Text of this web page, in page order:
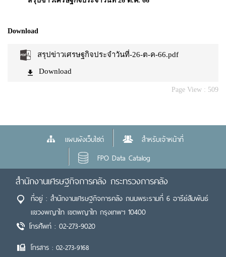
Download
สรุปข่าวเศรษฐกิจประจำวันที่-26-ต-ค-66.pdf
Download
Page View : 509
แผนผังเว็บไซต์
สำหรับเจ้าหน้าที่
FPO Data Catalog
สำนักงานเศรษฐกิจการคลัง กระทรวงการคลัง
ที่อยู่ : สำนักงานเศรษฐกิจการคลัง ถนนพระรามที่ 6 อารีย์สัมพันธ์
แขวงพญาไท เขตพญาไท กรุงเทพฯ 10400
โทรศัพท์ : 02-273-9020
โทรสาร : 02-273-9168